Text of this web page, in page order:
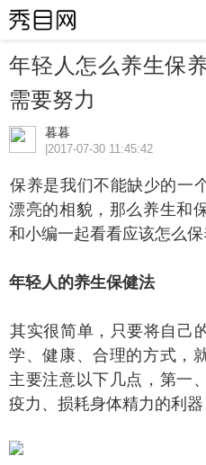
年轻人怎么养生保
需要努力
暮暮
|2017-07-30 11:45:42
是我们不能缺少的一个
漂亮的相貌，那么养生和
和小编一起看看应该怎么保
人的养生保健法
很简单，只要将自己的
学、健康、合理的方式，
主要注意以下几点，第一
疫力、损耗身体精力的利器